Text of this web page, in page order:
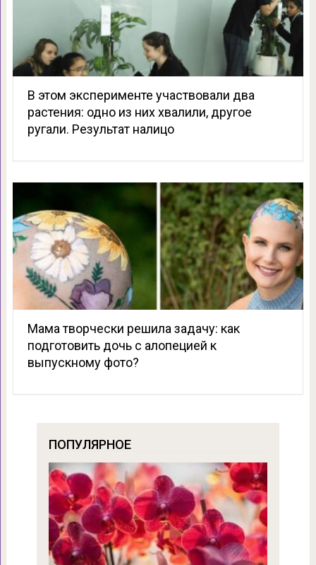
В этом эксперименте участвовали два
растения: одно из них хвалили, другое
ругали. Результат налицо
Мама творчески решила задачу: как
подготовить дочь с алопецией к
выпускному фото?
ПОПУЛЯРНОЕ